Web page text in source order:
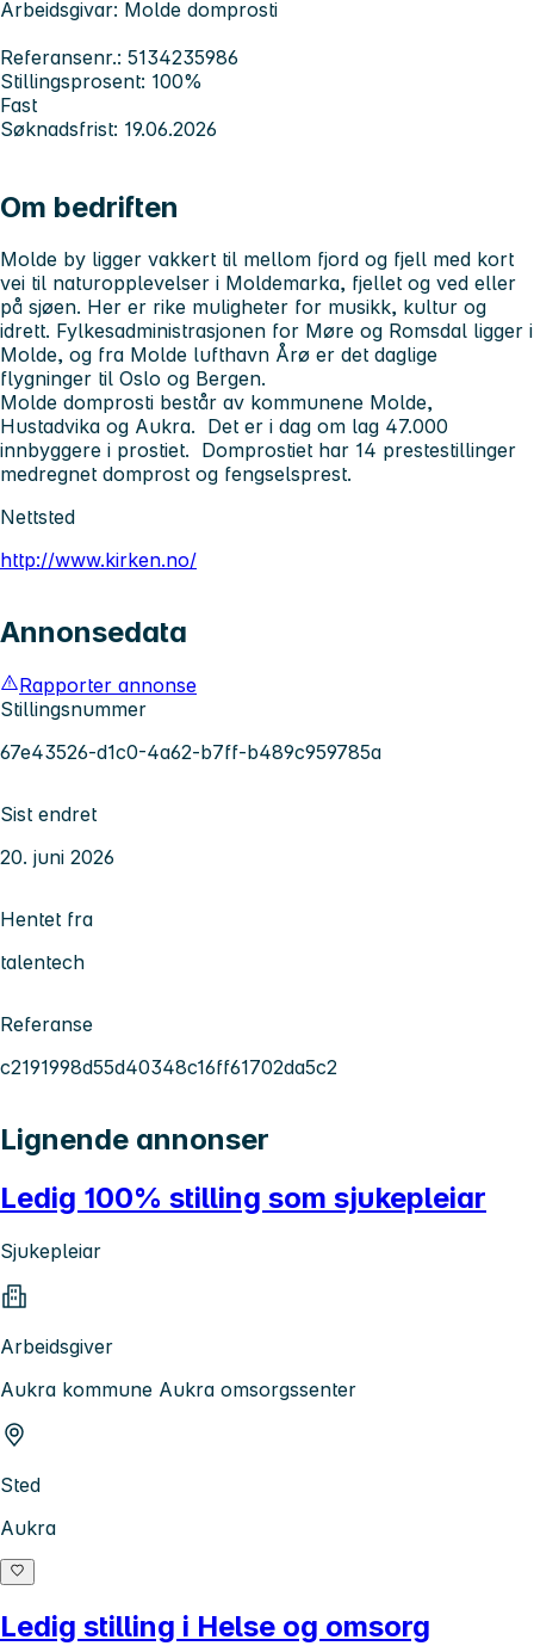
Arbeidsgivar: Molde domprosti
Referansenr.: 5134235986
Stillingsprosent: 100%
Fast
Søknadsfrist: 19.06.2026
Om bedriften
Molde by ligger vakkert til mellom fjord og fjell med kort
vei til naturopplevelser i Moldemarka, fjellet og ved eller
på sjøen. Her er rike muligheter for musikk, kultur og
idrett. Fylkesadministrasjonen for Møre og Romsdal ligger i
Molde, og fra Molde lufthavn Årø er det daglige
flygninger til Oslo og Bergen.
Molde domprosti består av kommunene Molde,
Hustadvika og Aukra. Det er i dag om lag 47.000
innbyggere i prostiet. Domprostiet har 14 prestestillinger
medregnet domprost og fengselsprest.
Nettsted
http://www.kirken.no/
Annonsedata
Rapporter annonse
Stillingsnummer
67e43526-d1c0-4a62-b7ff-b489c959785a
Sist endret
20. juni 2026
Hentet fra
talentech
Referanse
c2191998d55d40348c16ff61702da5c2
Lignende annonser
Ledig 100% stilling som sjukepleiar
Sjukepleiar
Arbeidsgiver
Aukra kommune Aukra omsorgssenter
Sted
Aukra
Ledig stilling i Helse og omsorg